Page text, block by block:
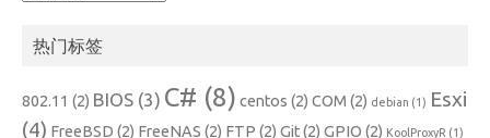
热门标签
802.11 (2) BIOS (3) C# (8) centos (2) COM (2) debian (1) Esxi
(4) FreeBSD (2) FreeNAS (2) FTP (2) Git(2) GPIO (2) KoolProxyR (1)